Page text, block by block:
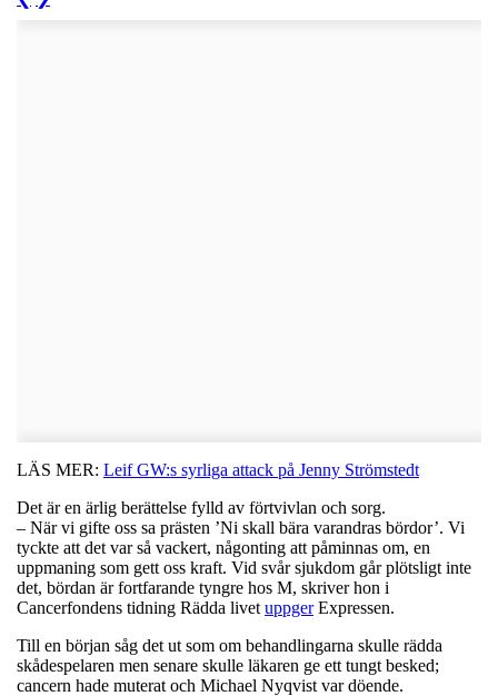
LÄS MER: Leif GW:s syrliga attack på Jenny Strömstedt
Det är en ärlig berättelse fylld av förtvivlan och sorg.
– När vi gifte oss sa prästen ’Ni skall bära varandras bördor’. Vi
tyckte att det var så vackert, någonting att påminnas om, en
uppmaning som gett oss kraft. Vid svår sjukdom går plötsligt inte
det, bördan är fortfarande tyngre hos M, skriver hon i
Cancerfondens tidning Rädda livet uppgerExpressen.
Till en början såg det ut som om behandlingarna skulle rädda
skådespelaren men senare skulle läkaren ge ett tungt besked;
cancern hade muterat och Michael Nyqvist var döende.